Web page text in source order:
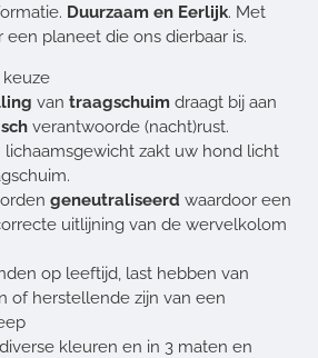
Duurzaam en Eerlijk. Met
planeet die ons dierbaar is.
van traagschuim draagt bij aan
verantwoorde (nacht)rust.
lichaamsgewicht zakt uw hond licht
geneutraliseerd waardoor een
uitlijning van de wervelkolom
op leeftijd, last hebben van
of herstellende zijn van een
kleuren en in 3 maten en